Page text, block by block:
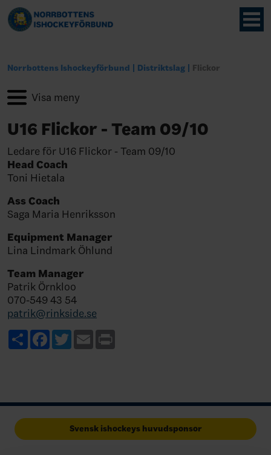
Norrbottens Ishockeyförbund Distriktslag Flickor
U16 Flickor - Team 09/10
Ledare för U16 Flickor - Team 09/10
Head Coach
Toni Hietala
Ass Coach
Saga Maria Henriksson
Equipment Manager
Lina Lindmark Öhlund
Team Manager
Patrik Örnkloo
070-549 43 54
patrik@rinkside.se
ShareFacebook
TwitterEmail
Svensk ishockeys huvudsponsor